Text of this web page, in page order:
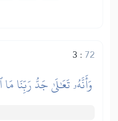
3 : 72
وَأَنَّهُۥ تَعَٰلَىٰ جَدُّ رَبِّنَا